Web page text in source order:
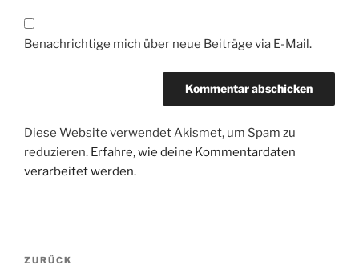
Benachrichtige mich über neue Beiträge via E-Mail.
Diese Website verwendet Akismet, um Spam zu
reduzieren. Erfahre, wie deine Kommentardaten
verarbeitet werden.
Beitragsnavigation
Vorheriger
ZURÜCK